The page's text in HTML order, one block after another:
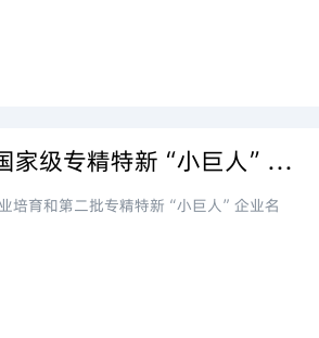
重磅喜讯！济南磐升生物技术有限公司荣获国家级专精特新“小巨人”企业称号
培育和第二批专精特新“小巨人”企业名